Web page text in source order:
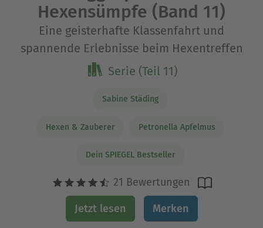
Hexensümpfe (Band 11)
Eine geisterhafte Klassenfahrt und
spannende Erlebnisse beim Hexentreffen
Serie (Teil 11)
Sabine Städing
Hexen & Zauberer Petronella Apfelmus
Dein SPIEGEL Bestseller
21 Bewertungen
Jetzt lesen Merken